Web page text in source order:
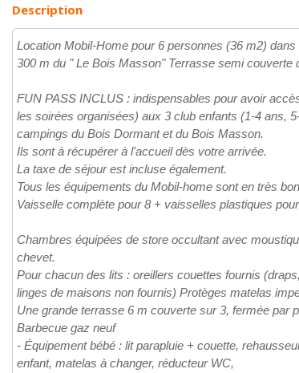
Description
Location Mobil-Home pour 6 personnes (36 m2)
300 m du " Le Bois Masson" Terrasse semi couverte
FUN PASS INCLUS : indispensables pour avoir
les soirées organisées) aux 3 club enfants (1-4 ans,
campings du Bois Dormant et du Bois Masson.
Ils sont à récupérer à l'accueil dès votre arrivée.
La taxe de séjour est incluse également.
Tous les équipements du Mobil-home sont en très
Vaisselle complète pour 8 + vaisselles plastiques
Chambres équipées de store occultant avec
chevet.
Pour chacun des lits : oreillers couettes fournis
linges de maisons non fournis) Protèges matelas
Une grande terrasse 6 m couverte sur 3, fermée par
Barbecue gaz neuf
- Équipement bébé : lit parapluie + couette,
enfant, matelas à changer, réducteur WC,